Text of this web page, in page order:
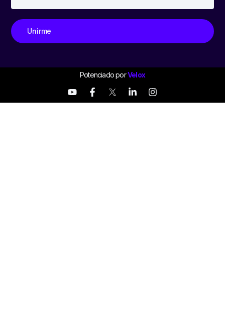
Unirme
Potenciado porVelox